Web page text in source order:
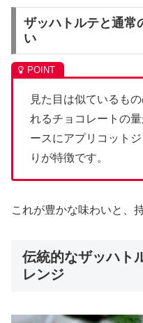
ザッハトルテと通常
い
見た目は似ているも
れるチョコレートの
ースにアプリコット
りが特徴です。
これが豊かな味わいと、
伝統的なザッハト
レンジ